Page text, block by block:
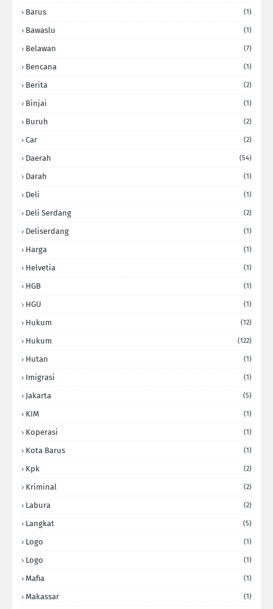
Barus (1)
Bawaslu (1)
Belawan (7)
Bencana (1)
Berita (2)
Binjai (1)
Buruh (2)
Car (2)
Daerah (54)
Darah (1)
Deli (1)
Deli Serdang (2)
Deliserdang (1)
Harga (1)
Helvetia (1)
HGB (1)
HGU (1)
Hukum (12)
Hukum (122)
Hutan (1)
Imigrasi (1)
Jakarta (5)
KIM (1)
Koperasi (1)
Kota Barus (1)
Kpk (2)
Kriminal (2)
Labura (2)
Langkat (5)
Logo (1)
Logo (1)
Mafia (1)
Makassar (1)